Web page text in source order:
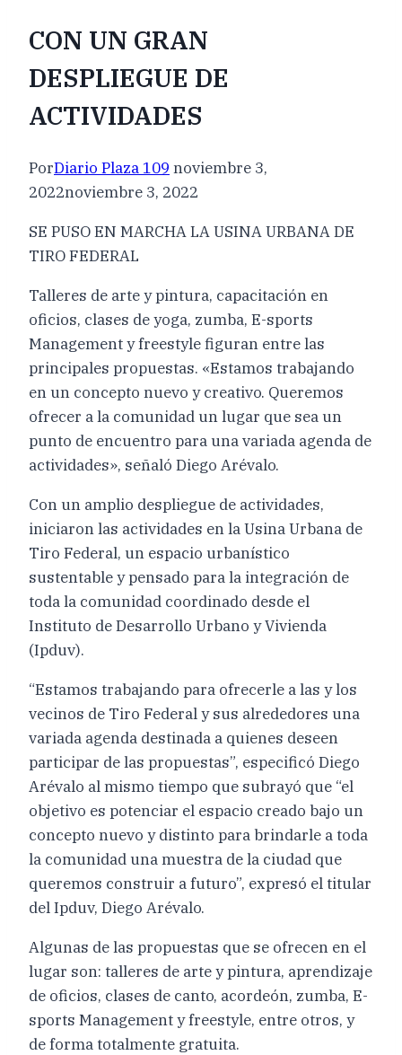
CON UN GRAN
DESPLIEGUE DE
ACTIVIDADES
PorDiario Plaza 109 noviembre 3,
2022noviembre 3, 2022
SE PUSO EN MARCHA LA USINA URBANA DE
TIRO FEDERAL
Talleres de arte y pintura, capacitación en
oficios, clases de yoga, zumba, E-sports
Management y freestyle figuran entre las
principales propuestas. «Estamos trabajando
en un concepto nuevo y creativo. Queremos
ofrecer a la comunidad un lugar que sea un
punto de encuentro para una variada agenda de
actividades», señaló Diego Arévalo.
Con un amplio despliegue de actividades,
iniciaron las actividades en la Usina Urbana de
Tiro Federal, un espacio urbanístico
sustentable y pensado para la integración de
toda la comunidad coordinado desde el
Instituto de Desarrollo Urbano y Vivienda
(Ipduv).
“Estamos trabajando para ofrecerle a las y los
vecinos de Tiro Federal y sus alrededores una
variada agenda destinada a quienes deseen
participar de las propuestas”, especificó Diego
Arévalo al mismo tiempo que subrayó que “el
objetivo es potenciar el espacio creado bajo un
concepto nuevo y distinto para brindarle a toda
la comunidad una muestra de la ciudad que
queremos construir a futuro”, expresó el titular
del Ipduv, Diego Arévalo.
Algunas de las propuestas que se ofrecen en el
lugar son: talleres de arte y pintura, aprendizaje
de oficios, clases de canto, acordeón, zumba, E-
sports Management y freestyle, entre otros, y
de forma totalmente gratuita.